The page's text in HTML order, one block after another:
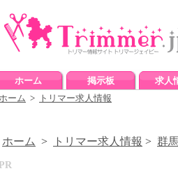
ホーム 掲示板 求人
ーム > トリマー求人情報
ホーム > トリマー求人情報 > 群
PR